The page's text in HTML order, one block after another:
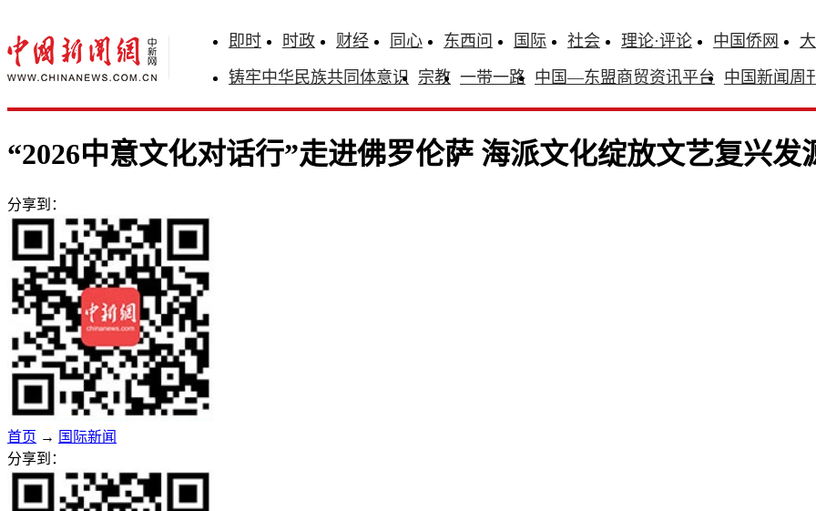
即时 时政 财经 同心 东西问 国际 社会 理论·评论 中国侨网
铸牢中华民族共同体意识 宗教 一带一路 中国—东盟商贸资讯平台 中国新闻周
“2026中意文化对话行”走进佛罗伦萨 海派文化绽放文艺复兴发
分享到：
首页 → 国际新闻
分享到：